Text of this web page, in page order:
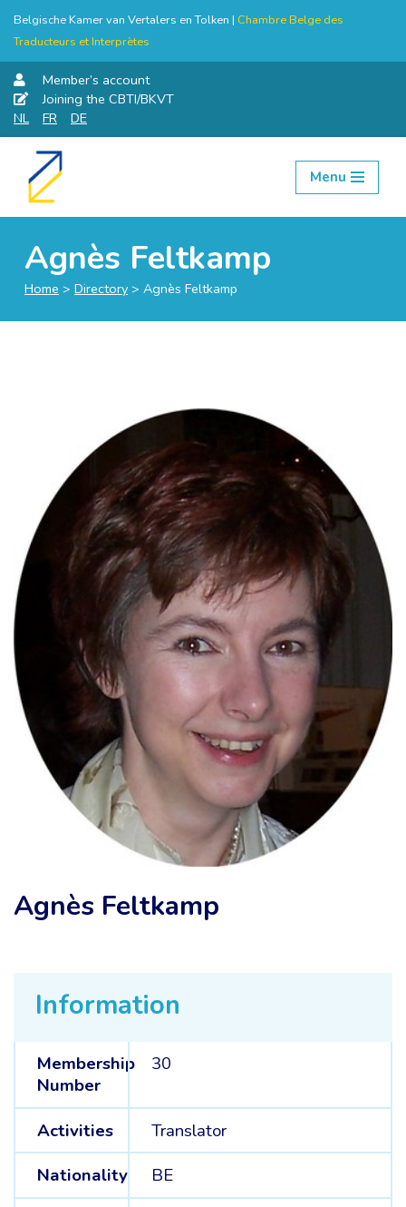
Belgische Kamer van Vertalers en Tolken | Chambre Belge des
Traducteurs et Interprètes
Member’s account
Joining the CBTI/BKVT
NL
FR DE
Skip
Menu
Agnès Feltkamp
Home > Directory > Agnès Feltkamp
Information
Membership
Number
30
Activities
Translator
Nationality
BE
Agnès Feltkamp